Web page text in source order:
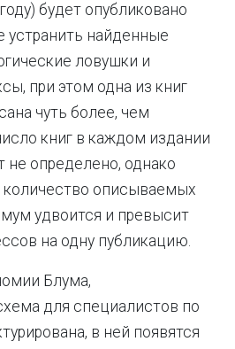
будет опубликовано
устранить найденные
ловушки и
при этом одна из книг
чуть более, чем
книг в каждом издании
определено, однако
количество описываемых
удвоится и превысит
на одну публикацию.
Блума,
для специалистов по
в ней появятся